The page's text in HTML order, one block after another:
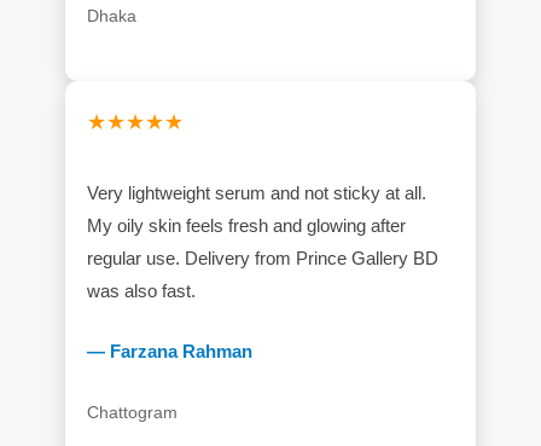
Dhaka
★★★★★
Very lightweight serum and not sticky at all.
My oily skin feels fresh and glowing after
regular use. Delivery from Prince Gallery BD
was also fast.
— Farzana Rahman
Chattogram